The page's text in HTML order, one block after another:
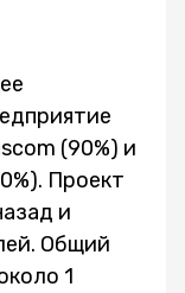
(90%) и
Проект
и
Общий
1